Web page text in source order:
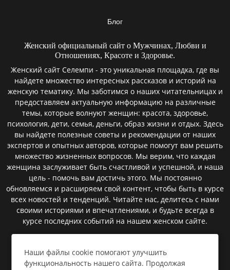
Блог
Женский официальный сайт о Мужчинах, Любви и
Отношениях, Красоте и Здоровье.
Женский сайт Селемпи - это уникальная площадка, где вы
найдете множество интересных рассказов и историй на
женскую тематику. Мы заботимся о наших читательницах и
предоставляем актуальную информацию на различные
темы, которые волнуют женщин: красота, здоровье,
психология, дети, семья, деньги, образ жизни и отдых. Здесь
вы найдете полезные советы и рекомендации от наших
экспертов и опытных авторов, которые помогут вам решить
множество жизненных вопросов. Мы верим, что каждая
женщина заслуживает быть счастливой и успешной, и наша
цель - помочь вам достичь этого. Мы постоянно
обновляемся и расширяем свой контент, чтобы быть в курсе
всех новостей и тенденций. Читайте нас, делитесь с нами
своими историями и впечатлениями, и будьте всегда в
курсе последних событий на нашем женском сайте.
Пользовательское соглашение
Наши файлы cookie помогают улучшить
функциональность нашего сайта. Продолжая